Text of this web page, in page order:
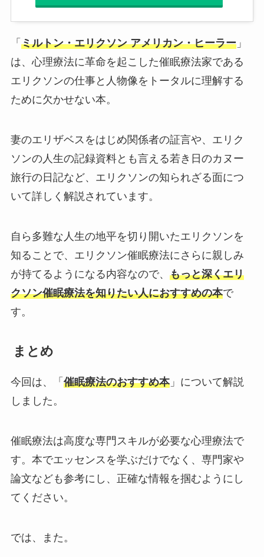
「 ミルトン・エリクソン アメリカン・ヒーラー」
は、心理療法に革命を起こした催眠療法家である
エリクソンの仕事と人物像をトータルに理解する
ために欠かせない本。
妻のエリザベスをはじめ関係者の証言や、エリク
ソンの人生の記録資料とも言える若き日のカヌー
旅行の日記など、エリクソンの知られざる面につ
いて詳しく解説されています。
自ら多難な人生の地平を切り開いたエリクソンを
知ることで、エリクソン催眠療法にさらに親しみ
が持てるようになる内容なので、 もっと深くエリ
クソン催眠療法を知りたい人におすすめの本で
す。
まとめ
今回は、「 催眠療法のおすすめ本」について解説
しました。
催眠療法は高度な専門スキルが必要な心理療法で
す。本でエッセンスを学ぶだけでなく、専門家や
論文なども参考にし、正確な情報を掴むようにし
てください。
では、また。